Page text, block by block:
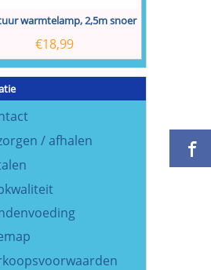
warmtelamp, 2,5m snoer
€18,99
/ afhalen